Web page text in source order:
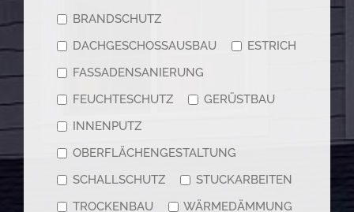
BRANDSCHUTZ
DACHGESCHOSSAUSBAU
ESTRICH
FASSADENSANIERUNG
FEUCHTESCHUTZ
GERÜSTBAU
INNENPUTZ
OBERFLÄCHENGESTALTUNG
SCHALLSCHUTZ
STUCKARBEITEN
TROCKENBAU
WÄRMEDÄMMUNG